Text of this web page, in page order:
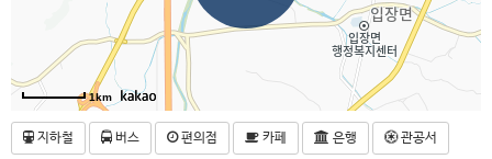
1km
지하철 버스 편의점 카페 은행 관공서